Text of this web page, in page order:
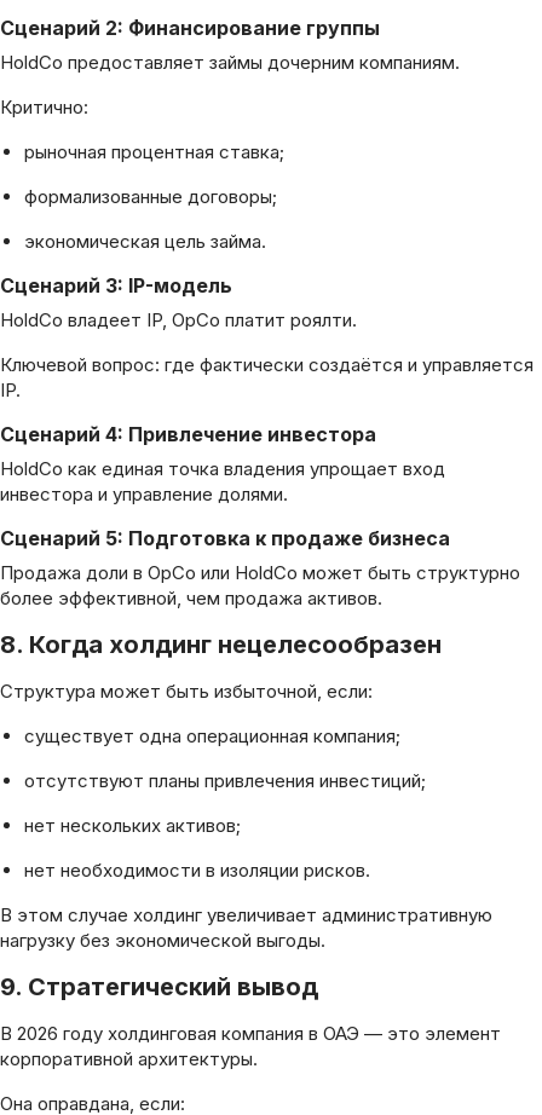
Сценарий 2: Финансирование группы
HoldCo предоставляет займы дочерним компаниям.
Критично:
рыночная процентная ставка;
формализованные договоры;
экономическая цель займа.
Сценарий 3: IP-модель
HoldCo владеет IP, OpCo платит роялти.
Ключевой вопрос: где фактически создаётся и управляется
IP.
Сценарий 4: Привлечение инвестора
HoldCo как единая точка владения упрощает вход
инвестора и управление долями.
Сценарий 5: Подготовка к продаже бизнеса
Продажа доли в OpCo или HoldCo может быть структурно
более эффективной, чем продажа активов.
8. Когда холдинг нецелесообразен
Структура может быть избыточной, если:
существует одна операционная компания;
отсутствуют планы привлечения инвестиций;
нет нескольких активов;
нет необходимости в изоляции рисков.
В этом случае холдинг увеличивает административную
нагрузку без экономической выгоды.
9. Стратегический вывод
В 2026 году холдинговая компания в ОАЭ — это элемент
корпоративной архитектуры.
Она оправдана, если: